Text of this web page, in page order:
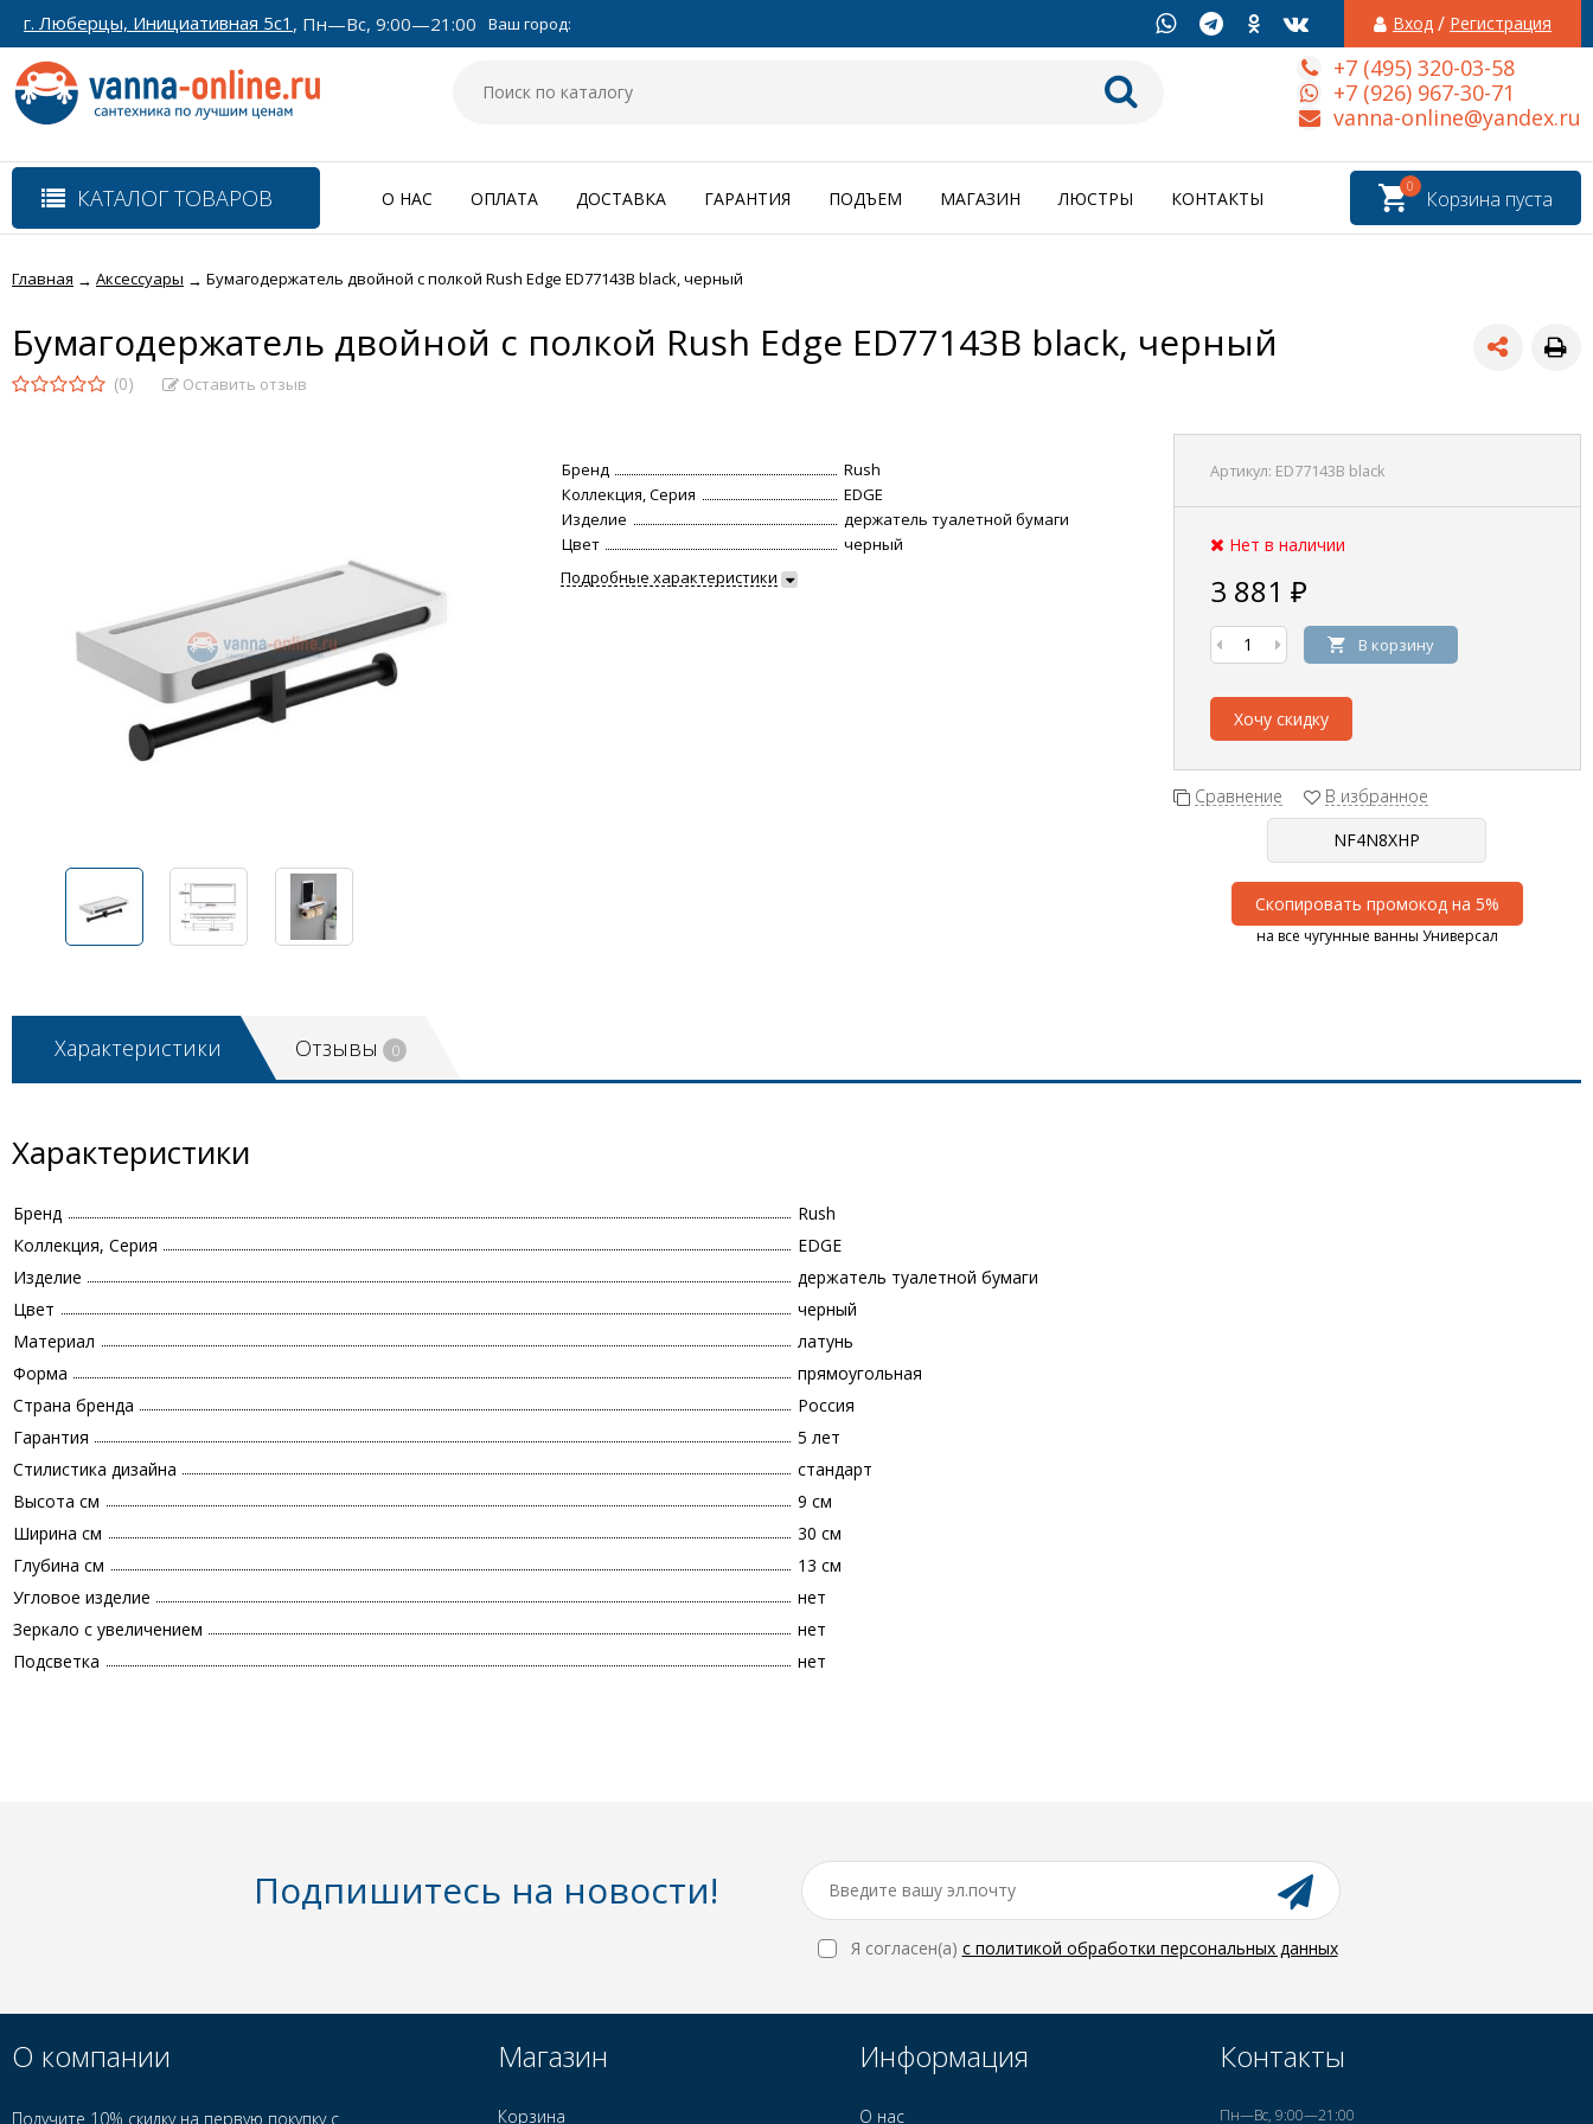
г. Люберцы, Инициативная 5с1 , Пн—Вс, 9:00—21:00 Ваш город: Вход / Регистрация
+7 (495) 320-03-58
+7 (926) 967-30-71
vanna-online@yandex.ru
КАТАЛОГ ТОВАРОВ Корзина пуста
0
О НАС ОПЛАТА ДОСТАВКА ГАРАНТИЯ ПОДЪЕМ МАГАЗИН ЛЮСТРЫ КОНТАКТЫ
Главная → Аксессуары → Бумагодержатель двойной с полкой Rush Edge ED77143B black, черный
Бумагодержатель двойной с полкой Rush Edge ED77143B black, черный
(0) Оставить отзыв
Артикул: ED77143B black
Нет в наличии
3 881 ₽
В корзину
Хочу скидку
Сравнение В избранное
Скопировать промокод на 5%
на все чугунные ванны Универсал
Бренд
Rush
Коллекция, Серия
EDGE
Изделие
держатель туалетной бумаги
Цвет
черный
Подробные характеристики
Характеристики Отзывы 0
Характеристики
Бренд
Rush
Коллекция, Серия
EDGE
Изделие
держатель туалетной бумаги
Цвет
черный
Материал
латунь
Форма
прямоугольная
Страна бренда
Россия
Гарантия
5 лет
Стилистика дизайна
стандарт
Высота см
9 см
Ширина см
30 см
Глубина см
13 см
Угловое изделие
нет
Зеркало с увеличением
нет
Подсветка
нет
Подпишитесь на новости!
Я согласен(a) с политикой обработки персональных данных
О компании
Получите 10% скидку на первую покупку с
Магазин
Корзина
Информация
О нас
Контакты
Пн—Вс, 9:00—21:00